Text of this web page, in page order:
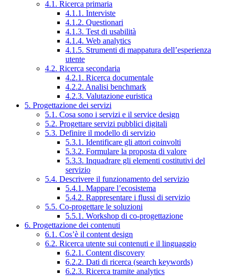
4.1. Ricerca primaria
4.1.1. Interviste
4.1.2. Questionari
4.1.3. Test di usabilità
4.1.4. Web analytics
4.1.5. Strumenti di mappatura dell’esperienza
utente
4.2. Ricerca secondaria
4.2.1. Ricerca documentale
4.2.2. Analisi benchmark
4.2.3. Valutazione euristica
5. Progettazione dei servizi
5.1. Cosa sono i servizi e il service design
5.2. Progettare servizi pubblici digitali
5.3. Definire il modello di servizio
5.3.1. Identificare gli attori coinvolti
5.3.2. Formulare la proposta di valore
5.3.3. Inquadrare gli elementi costitutivi del
servizio
5.4. Descrivere il funzionamento del servizio
5.4.1. Mappare l’ecosistema
5.4.2. Rappresentare i flussi di servizio
5.5. Co-progettare le soluzioni
5.5.1. Workshop di co-progettazione
6. Progettazione dei contenuti
6.1. Cos’è il content design
6.2. Ricerca utente sui contenuti e il linguaggio
6.2.1. Content discovery
6.2.2. Dati di ricerca (search keywords)
6.2.3. Ricerca tramite analytics